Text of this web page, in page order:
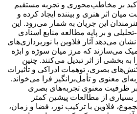
بر مخاطب‌محوری و تجربه مستقیم
میان اثر هنری و بیننده ایجاد کرده و
این جریان به شمار می‌رود. این
و بر پایه مطالعه منابع اسنادی
می‌دهد آثار فلاوین با نورپردازی‌های
می‌سازند که مرز میان سوژه و ابژه
بخشی از اثر تبدیل می‌کنند. چنین
بصری، توهمات ادراکی و تأثیرات
معنوی و تأمل‌برانگیز فرا می‌خواند.
بر ظرفیت معنوی تجربه‌های بصری
از مطالعات پیشین کمتر
فلاوین با ترکیب نور، فضا و زمان،